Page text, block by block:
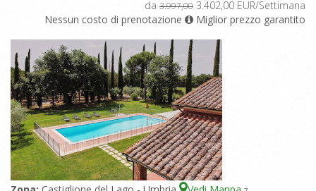
da 3.997,00 3.402,00 EUR/Settimana
Nessun costo di prenotazione
Miglior prezzo garantito